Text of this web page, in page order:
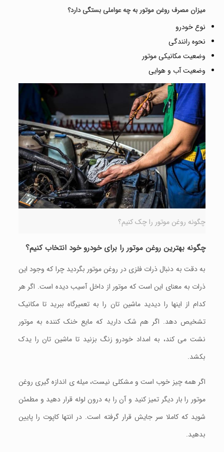
میزان مصرف روغن موتور به چه عواملی بستگی دارد؟
نوع خودرو
نحوه رانندگی
وضعیت مکانیکی موتور
وضعیت آب و هوایی
چگونه روغن موتور را چک کنیم؟
چگونه بهترین روغن موتور را برای خودرو خود انتخاب کنیم؟
به دقت به دنبال ذرات فلزی در روغن موتور بگردید چرا که وجود این
ذرات به معنای این است که موتور از داخل آسیب دیده است. اگر هر
کدام از اینها را دیدید ماشین تان را به تعمیرگاه ببرید تا مکانیک
تشخیص دهد. اگر هم شک دارید که مایع خنک کننده به موتور
نشت می کند، به امداد خودرو زنگ بزنید تا ماشین تان را یدک
بکشد.
اگر همه چیز خوب است و مشکلی نیست، میله ی اندازه گیری روغن
موتور را بار دیگر تمیز کنید و آن را به درون لوله قرار دهید و مطمئن
شوید که کاملا سر جایش قرار گرفته است. در انتها کاپوت را پایین
بدهید.